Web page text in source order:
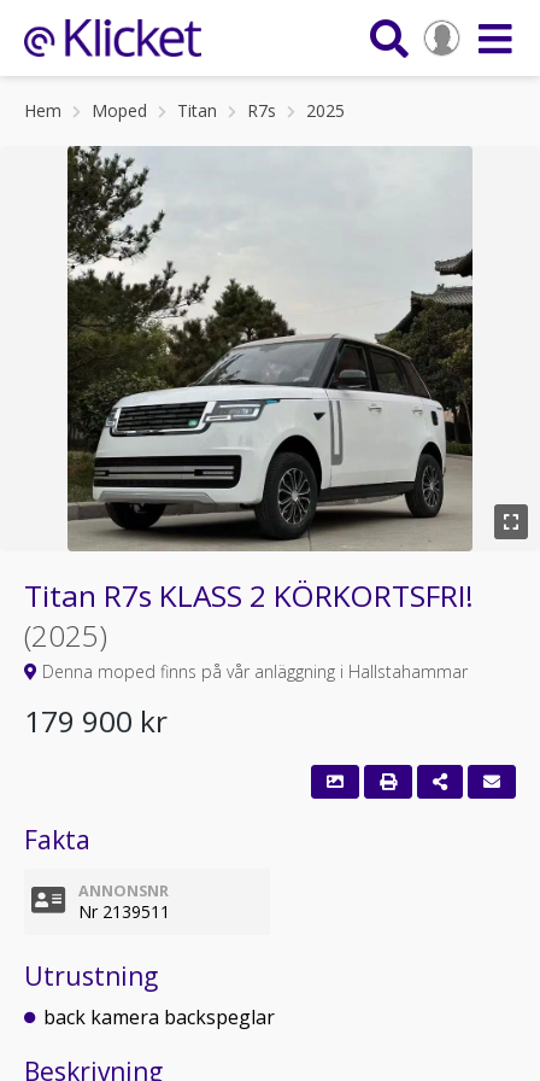
Hem Moped Titan R7s 2025
Titan R7s KLASS 2 KÖRKORTSFRI!
(2025)
Denna moped finns på vår anläggning i Hallstahammar
179 900 kr
Fakta
ANNONSNR
Nr 2139511
Utrustning
back kamera backspeglar
Beskrivning